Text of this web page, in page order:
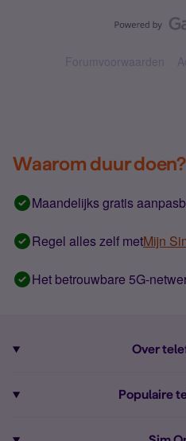
Forumvoorwaarden
Waarom duur doen?
Maandelijks gratis
Regel alles zelf metMijn
Het betrouwbare 5G-
Over
Populaire